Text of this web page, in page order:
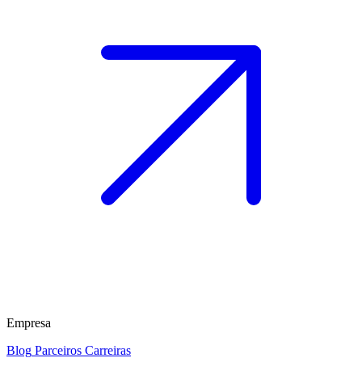
Empresa
Blog Parceiros Carreiras